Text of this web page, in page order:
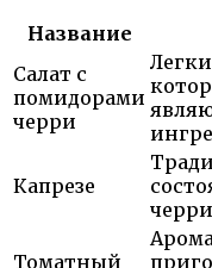
Название
Салат с
помидорами
черри
Капрезе
Томатный